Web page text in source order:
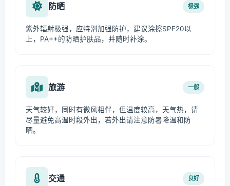
防晒 极强
紫外辐射极强，应特别加强防护，建议涂擦SPF20以
上，PA++的防晒护肤品，并随时补涂。
旅游 一般
天气较好，同时有微风相伴，但温度较高，天气热，请
尽量避免高温时段外出，若外出请注意防暑降温和防
晒。
交通 良好